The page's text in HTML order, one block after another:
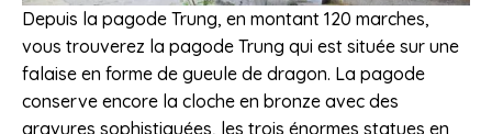
Depuis la pagode Trung, en montant 120 marches,
vous trouverez la pagode Trung qui est située sur une
falaise en forme de gueule de dragon. La pagode
conserve encore la cloche en bronze avec des
gravures sophistiquées, les trois énormes statues en